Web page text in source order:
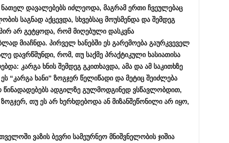
დავალებებს იძლეოდა, მაგრამ ერთი ჩვეულებაც
საგნად აქცევდა, სხვებსაც მოუსმენდა და შემდეგ
არ გეტყოდა, რომ მიღებული დასკვნა
მიაჩნდა. პირველ ხანებში ეს გარემოება გაურკვეველ
დავრწმუნდი, რომ, თუ საქმე პრაქტიკული ხასიათისა
კარგა ხნის შემდეგ გკითხავდა, ამა და ამ საკითხზე
“კარგა ხანი” ზოგჯერ წელიწადი და მეტიც შეიძლება
ადგილზე გულმოდგინედ ვსწავლობდით,
თუ ეს არ ხერხდებოდა ან მიზანშეწონილი არ იყო,
ვაზის ბევრი სამეურნეო მნიშვნელობის ჯიშია